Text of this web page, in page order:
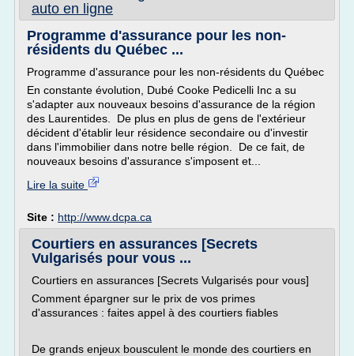
auto en ligne
Programme d'assurance pour les non-
résidents du Québec ...
Programme d'assurance pour les non-résidents du Québec
En constante évolution, Dubé Cooke Pedicelli Inc a su
s'adapter aux nouveaux besoins d'assurance de la région
des Laurentides. De plus en plus de gens de l'extérieur
décident d'établir leur résidence secondaire ou d'investir
dans l'immobilier dans notre belle région. De ce fait, de
nouveaux besoins d'assurance s'imposent et...
Lire la suite
Site : http://www.dcpa.ca
Courtiers en assurances [Secrets
Vulgarisés pour vous ...
Courtiers en assurances [Secrets Vulgarisés pour vous]
Comment épargner sur le prix de vos primes
d'assurances : faites appel à des courtiers fiables
De grands enjeux bousculent le monde des courtiers en